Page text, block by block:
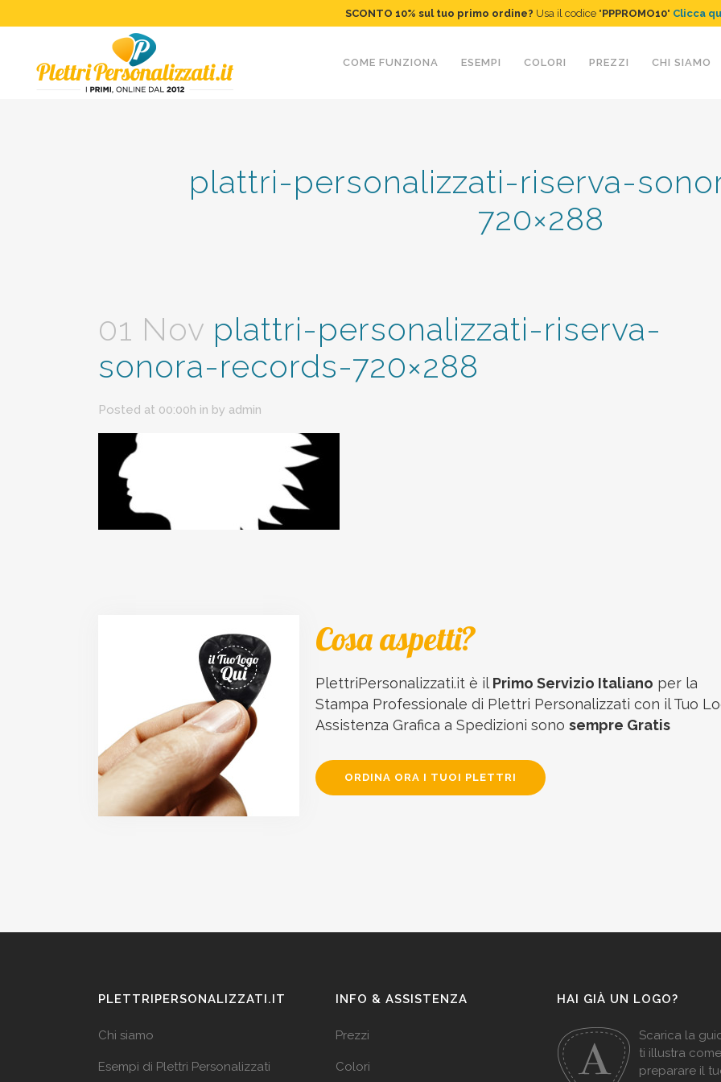
SCONTO 10% sul tuo primo ordine? Usa il codice "PPPROMO10" Clicca
COME FUNZIONA ESEMPI COLORI PREZZI CHI SIAMO
plattri-personalizzati-riserva-
720×288
01 Nov plattri-personalizzati-riserva-
sonora-records-720×288
Posted at 00:00h in by admin
Cosa aspetti?
PlettriPersonalizzati.it è il Primo Servizio Italiano per la
Stampa Professionale di Plettri Personalizzati con il Tuo
Assistenza Grafica a Spedizioni sono sempre Gratis
ORDINA ORA I TUOI PLETTRI
PLETTRIPERSONALIZZATI.IT
Chi siamo
Esempi di Plettri Personalizzati
INFO & ASSISTENZA
Prezzi
Colori
HAI GIÀ UN LOGO?
Scarica la
ti illustra come
preparare il